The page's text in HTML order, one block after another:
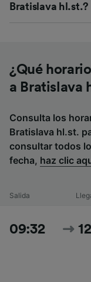
Bratislava hl.st.?
¿Qué
a Bratislava
Consulta los
Bratislava hl.st.
consultar todos
fecha, haz clic
Salida
09:32